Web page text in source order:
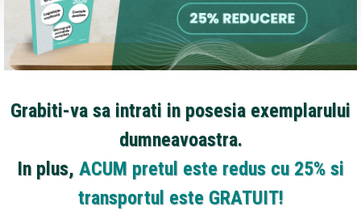
Grabiti-va sa intrati in posesia exemplarului
dumneavoastra.
In plus, ACUM pretul este redus cu 25% si
transportul este GRATUIT!